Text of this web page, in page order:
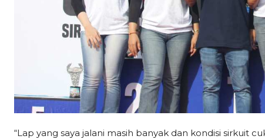
“Lap yang saya jalani masih banyak dan kondisi sirkuit